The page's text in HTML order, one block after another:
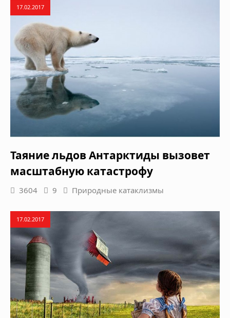
17.02.2017
Таяние льдов Антарктиды вызовет
масштабную катастрофу
3604 9 Природные катаклизмы
17.02.2017